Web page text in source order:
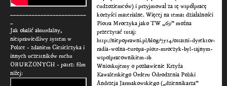
Jak obalić absurdalny,
niesprawiedliwy system w
Polsce - zdaniem Ciesielczyka i
innych uczestników ruchu
OBURZONYCH - patrz: film
niżej:
cudzoziemców) i przyjmował za tę współpracę
korzyści materialne. Więcej na temat działalności
Piotra Mroczyka jako TW „69” można
przeczytać tutaj:
http://niepoprawni.pl/blog/7514/ostatni-dyrektor-
radia-wolna-europa-piotr-mroczyk-byl-tajnym-
wspolpracownikiem-sb
Wnioskujemy o pozbawienie Krzyża
Kawalerskiego Orderu Odrodzenia Polski
Andrzeja Jarmakowskiego („dziennikarza”